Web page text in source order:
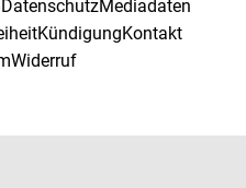
DatenschutzMediadaten
KündigungKontakt
Widerruf